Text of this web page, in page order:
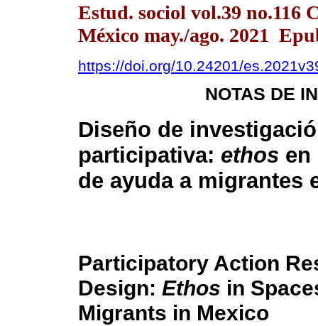
Estud. sociol vol.39 no.116
México may./ago. 2021
https://doi.org/10.24201/
NOTAS DE
Diseño de
participativa: ethos en
de ayuda a migrantes
Participatory Action
Design: Ethos in
Migrants in Mexico